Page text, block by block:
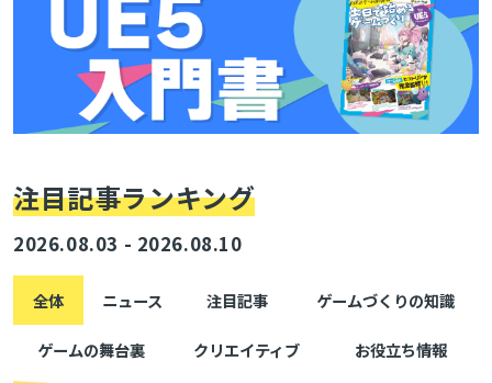
注目記事ランキング
2026.08.03 - 2026.08.10
全体 ニュース 注目記事 ゲームづくりの知識
ゲームの舞台裏 クリエイティブ お役立ち情報